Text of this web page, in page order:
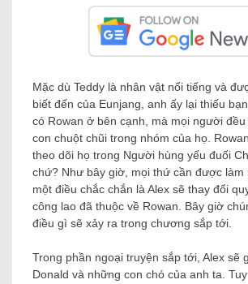
Mặc dù Teddy là nhân vật nổi tiếng và
biết đến của Eunjang, anh ấy lại thiếu
có Rowan ở bên cạnh, mà mọi người
con chuột chũi trong nhóm của họ.
theo dõi họ trong Người hùng yếu đuối
chứ? Như bây giờ, mọi thứ cần được làm
một điều chắc chắn là Alex sẽ thay đổi
công lao đã thuộc về Rowan. Bây giờ
điều gì sẽ xảy ra trong chương sắp tới.
Trong phần ngoại truyện sắp tới, Alex sẽ
Donald và những con chó của anh ta.